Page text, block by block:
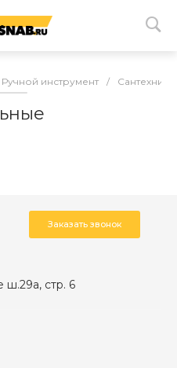
Ручной инструмент /
Заказать звонок
ш.29а, стр. 6